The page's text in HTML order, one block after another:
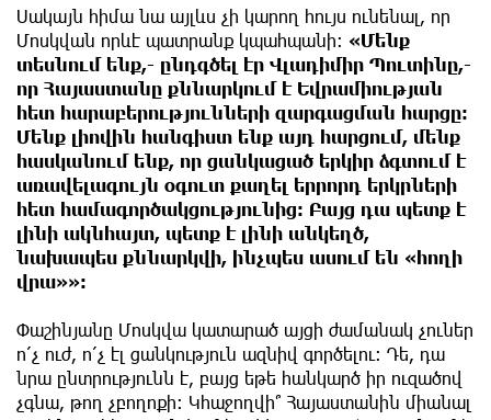
Սակայն հիմա նա այլևս չի կարող հույս ունենալ, որ
Մոսկվան որևէ պատրանք կպահպանի։ «Մենք
տեսնում ենք,- ընդգծել էր Վլադիմիր Պուտինը,-
որ Հայաստանը քննարկում է Եվրամիության
հետ հարաբերությունների զարգացման հարցը։
Մենք լիովին հանգիստ ենք այդ հարցում, մենք
հասկանում ենք, որ ցանկացած երկիր ձգտում է
առավելագույն օգուտ քաղել երրորդ երկրների
հետ համագործակցությունից։ Բայց դա պետք է
լինի ակնհայտ, պետք է լինի անկեղծ,
նախապես քննարկվի, ինչպես ասում են «հողի
վրա»»:
Փաշինյանը Մոսկվա կատարած այցի ժամանակ չուներ
ո՛չ ուժ, ո՛չ էլ ցանկություն ազնիվ գործելու։ Դե, դա
նրա ընտրությունն է, բայց եթե հանկարծ իր ուզածով
չգնա, թող չբողոքի։ Կհաջողվի՞ Հայաստանին միանալ